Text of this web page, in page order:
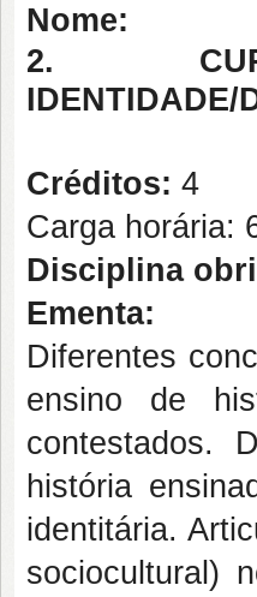
Nome:
2.
IDENTIDADE/
Créditos: 4
Carga horária:
Disciplina
Ementa:
Diferentes
ensino de
contestados.
história
identitária.
sociocultural)